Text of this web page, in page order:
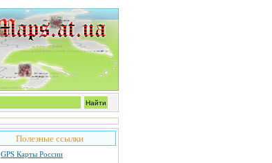
Полезные ссылки
GPS Карты России